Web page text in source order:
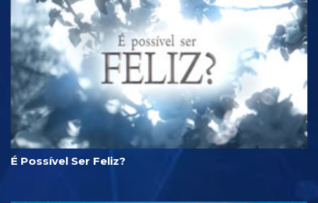
É Possível Ser Feliz?